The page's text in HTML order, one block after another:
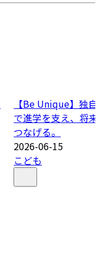
【Be Unique】独
で進学を支え、将
つなげる。
2026-06-15
こども